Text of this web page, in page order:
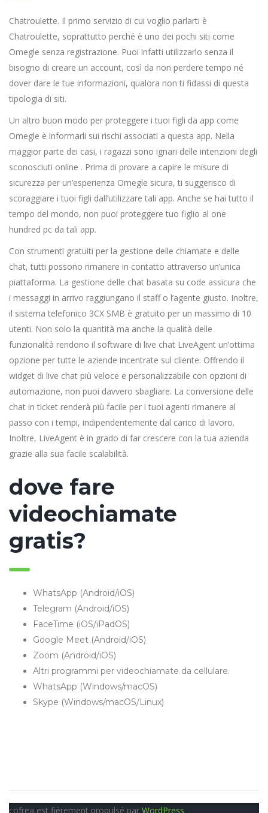
Chatroulette. Il primo servizio di cui voglio parlarti è
Chatroulette, soprattutto perché è uno dei pochi siti come
Omegle senza registrazione. Puoi infatti utilizzarlo senza il
bisogno di creare un account, così da non perdere tempo né
dover dare le tue informazioni, qualora non ti fidassi di questa
tipologia di siti.
Un altro buon modo per proteggere i tuoi figli da app come
Omegle è informarli sui rischi associati a questa app. Nella
maggior parte dei casi, i ragazzi sono ignari delle intenzioni degli
sconosciuti online . Prima di provare a capire le misure di
sicurezza per un’esperienza Omegle sicura, ti suggerisco di
scoraggiare i tuoi figli dall’utilizzare tali app. Anche se hai tutto il
tempo del mondo, non puoi proteggere tuo figlio al one
hundred pc da tali app.
Con strumenti gratuiti per la gestione delle chiamate e delle
chat, tutti possono rimanere in contatto attraverso un’unica
piattaforma. La gestione delle chat basata su code assicura che
i messaggi in arrivo raggiungano il staff o l’agente giusto. Inoltre,
il sistema telefonico 3CX SMB è gratuito per un massimo di 10
utenti. Non solo la quantità ma anche la qualità delle
funzionalità rendono il software di live chat LiveAgent un’ottima
opzione per tutte le aziende incentrate sul cliente. Offrendo il
widget di live chat più veloce e personalizzabile con opzioni di
automazione, non puoi davvero sbagliare. La conversione delle
chat in ticket renderà più facile per i tuoi agenti rimanere al
passo con i tempi, indipendentemente dal carico di lavoro.
Inoltre, LiveAgent è in grado di far crescere con la tua azienda
grazie alla sua facile scalabilità.
dove fare
videochiamate
gratis?
WhatsApp (Android/iOS)
Telegram (Android/iOS)
FaceTime (iOS/iPadOS)
Google Meet (Android/iOS)
Zoom (Android/iOS)
Altri programmi per videochiamate da cellulare.
WhatsApp (Windows/macOS)
Skype (Windows/macOS/Linux)
cofrea est fièrement propulsé par WordPress